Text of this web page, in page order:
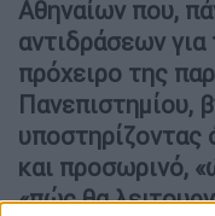
Αθηναίων που,
αντιδράσεων για
πρόχειρο της
Πανεπιστημίου,
υποστηρίζοντας
και προσωρινό,
«πώς θα